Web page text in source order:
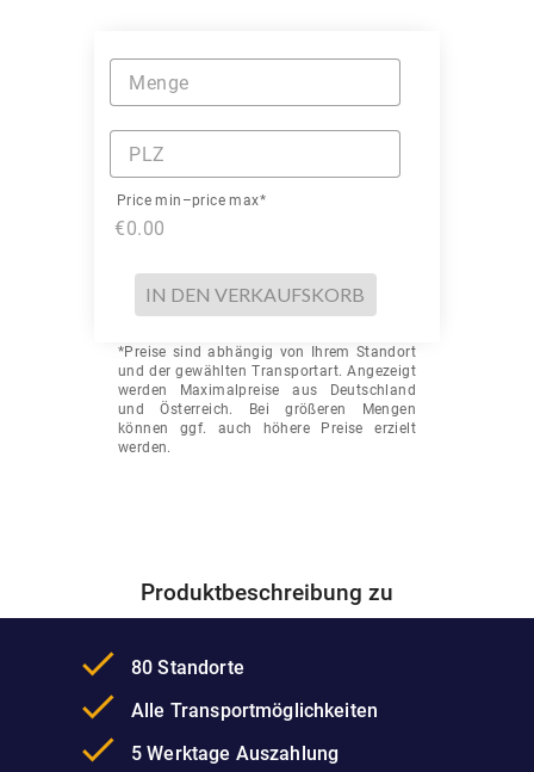
IN DEN VERKAUFSKORB
Menge
Price min–price max*
€0.00
*Preise sind abhängig von Ihrem Standort
und der gewählten Transportart. Angezeigt
werden Maximalpreise aus Deutschland
und Österreich. Bei größeren Mengen
können ggf. auch höhere Preise erzielt
werden.
Produktbeschreibung zu
done 80 Standorte
done Alle Transportmöglichkeiten
done 5 Werktage Auszahlung